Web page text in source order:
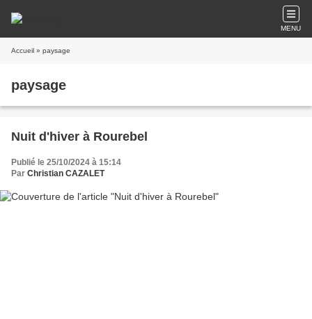
MENU
Accueil » paysage
paysage
Nuit d'hiver à Rourebel
Publié le 25/10/2024 à 15:14
Par Christian CAZALET